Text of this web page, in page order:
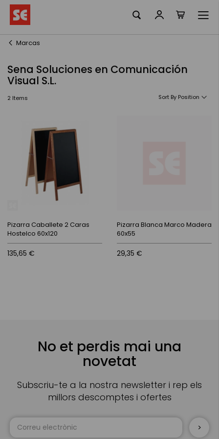
Content
Marcas
Sena Soluciones en Comunicación
Visual S.L.
2 Items Sort By
Pizarra Caballete 2 Caras
Hostelco 60x120
135,65 €
Pizarra Blanca Marco Madera
60x55
29,35 €
No et perdis mai una
novetat
Subscriu-te a la nostra newsletter i rep els
millors descomptes i ofertes